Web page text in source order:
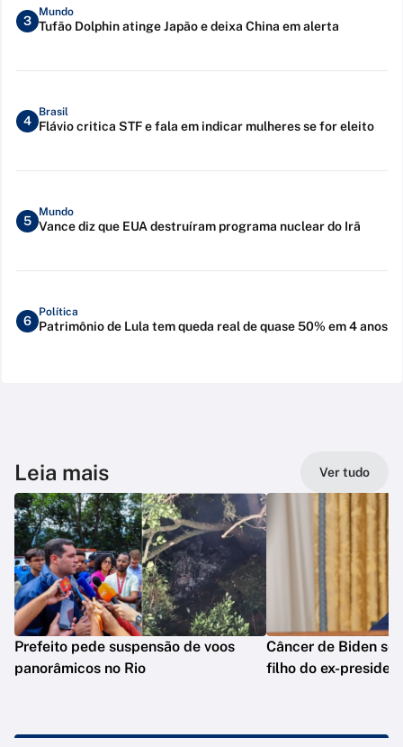
3
Mundo
Tufão Dolphin atinge Japão e deixa China em alerta
4
Brasil
Flávio critica STF e fala em indicar mulheres se for eleito
5
Mundo
Vance diz que EUA destruíram programa nuclear do Irã
6
Política
Patrimônio de Lula tem queda real de quase 50% em 4 anos
Leia mais Ver tudo
Prefeito pede suspensão de voos
panorâmicos no Rio
Câncer de Biden se
filho do ex-